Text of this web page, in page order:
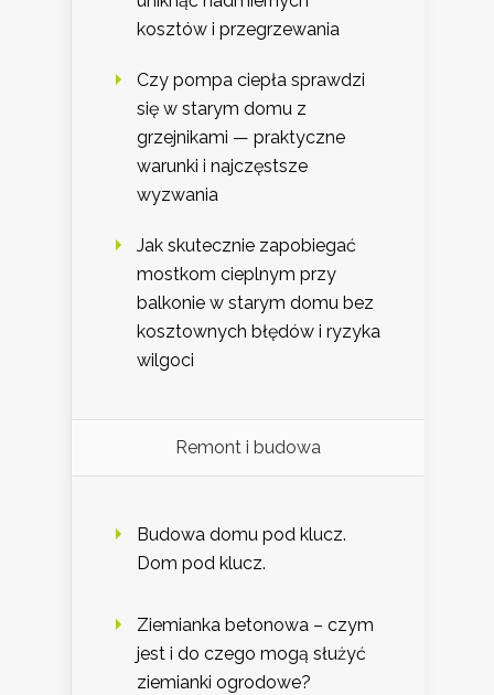
kosztów i przegrzewania
Czy pompa ciepła sprawdzi
się w starym domu z
grzejnikami — praktyczne
warunki i najczęstsze
wyzwania
Jak skutecznie zapobiegać
mostkom cieplnym przy
balkonie w starym domu bez
kosztownych błędów i ryzyka
wilgoci
Remont i budowa
Budowa domu pod klucz.
Dom pod klucz.
Ziemianka betonowa – czym
jest i do czego mogą służyć
ziemianki ogrodowe?